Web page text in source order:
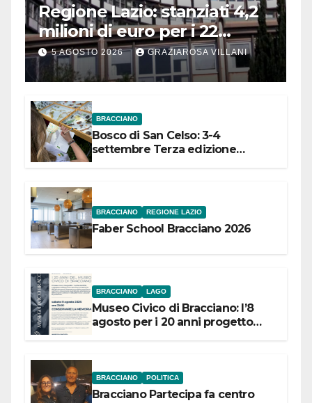
Regione Lazio: stanziati 4,2
milioni di euro per i 22
Comuni dell’Etruria
Meridionale
5 AGOSTO 2026 GRAZIAROSA VILLANI
BRACCIANO
Bosco di San Celso: 3-4
settembre Terza edizione
BRACCIANO REGIONE LAZIO
Faber School Bracciano 2026
BRACCIANO LAGO
Museo Civico di Bracciano: l’8
agosto per i 20 anni progetto
BRACCIANO POLITICA
Bracciano Partecipa fa centro